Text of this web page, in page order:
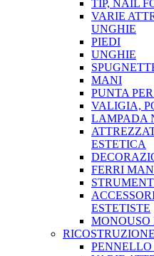
TIP, NAIL
VARIE
UNGHIE
PIEDI
UNGHIE
MANI
PUNTA
VALIGIA,
LAMPADA
ESTETICA
FERRI
ESTETISTE
MONOUSO
PENNELLO